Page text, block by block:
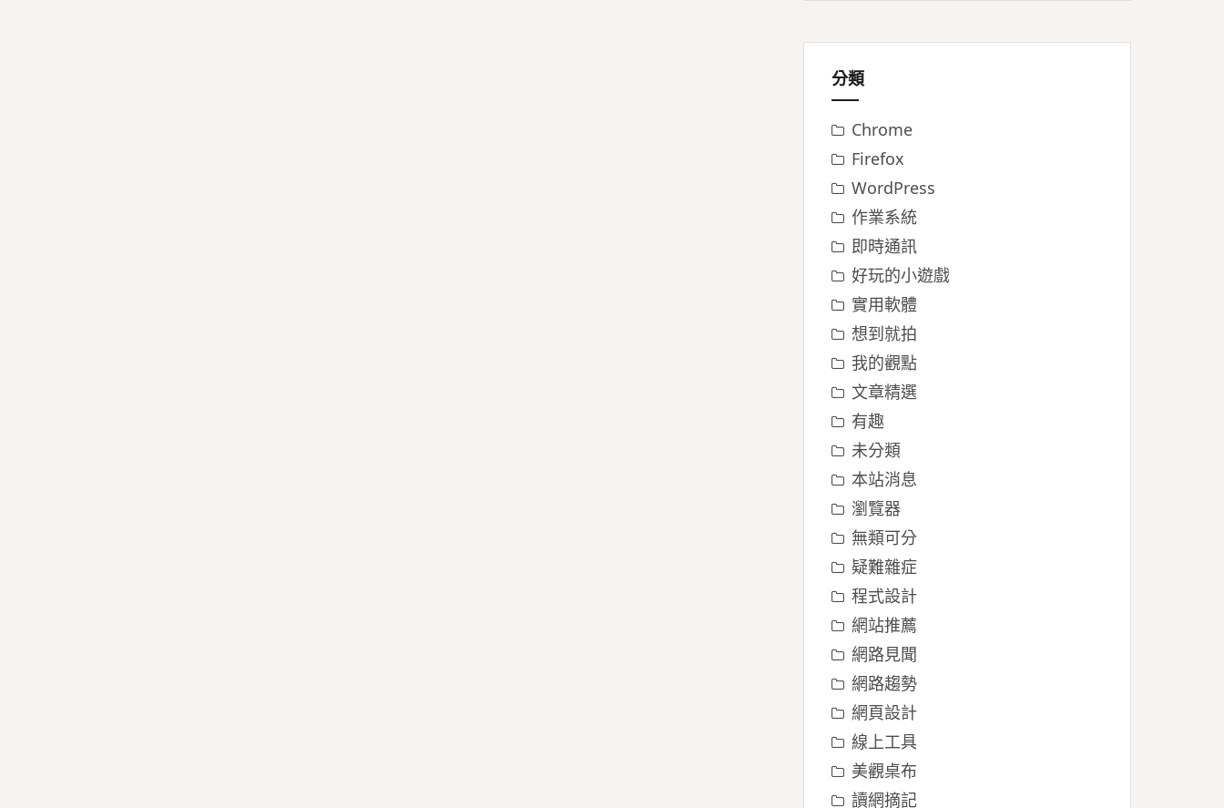
分類
Chrome
Firefox
WordPress
作業系統
即時通訊
好玩的小遊戲
實用軟體
想到就拍
我的觀點
文章精選
有趣
未分類
本站消息
瀏覽器
無類可分
疑難雜症
程式設計
網站推薦
網路見聞
網路趨勢
網頁設計
線上工具
美觀桌布
讀網摘記